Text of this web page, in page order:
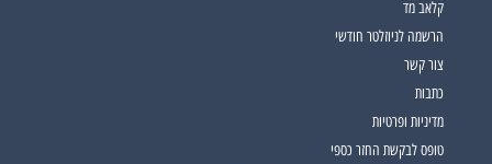
קלאב מד
הרשמה לניוזלטר חודשי
צור קשר
כתבות
מדיניות ופרטיות
טופס לבקשת החזר כספי